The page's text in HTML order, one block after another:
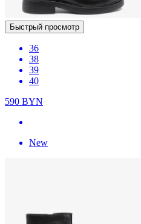
Быстрый просмотр
36
38
39
40
590 BYN
New